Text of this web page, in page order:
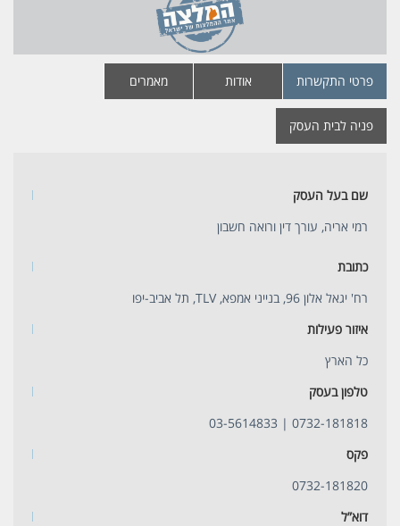
פרטי התקשרות אודות מאמרים
פניה לבית העסק
שם בעל העסק
רמי אריה, עורך דין ורואה חשבון
כתובת
רח' יגאל אלון 96, בנייני אמפא, TLV, תל אביב-יפו
איזור פעילות
כל הארץ
טלפון בעסק
0732-181818
|
03-5614833
פקס
0732-181820
דוא”ל